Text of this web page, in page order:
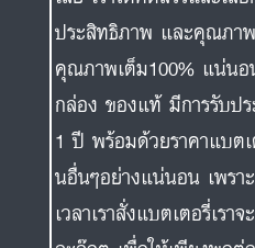
ประสิทธิภาพ และคุณภา
คุณภาพเต็ม100% แน่น
กล่อง ของแท้ มีการรับปร
1 ปี พร้อมด้วยราคาแบต
นอื่นๆอย่างแน่นอน เพรา
เวลาเราสั่งแบตเตอรี่เร